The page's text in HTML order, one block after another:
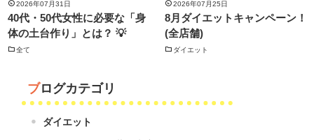
2026年07月31日
40代・50代女性に必要な「身
体の土台作り」とは？ 💡
全て
2026年07月25日
8月ダイエットキャンペーン！
(全店舗)
ダイエット
ブログカテゴリ
ダイエット